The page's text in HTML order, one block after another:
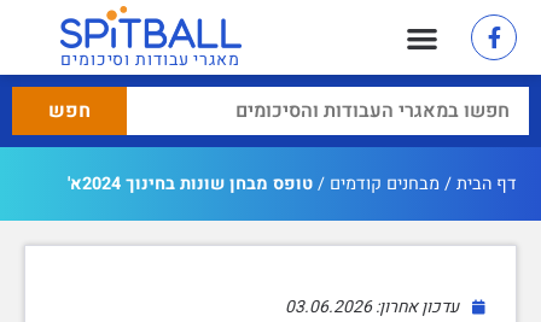
מאגרי עבודות וסיכומים
דף הבית/ מבחנים קודמים /טופס מבחן שונות בחינוך 2024א'
עדכון אחרון: 03.06.2026